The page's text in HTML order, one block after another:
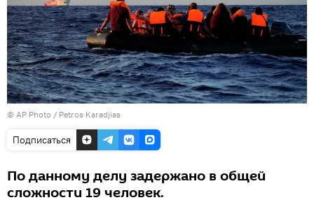
© AP Photo / Petros Karadjias
Подписаться
По данному делу задержано в общей
сложности 19 человек.